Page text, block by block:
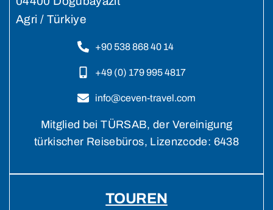
Agri / Türkiye
+90 538 868 40 14
+49 (0) 179 995 4817
info@ceven-travel.com
Mitglied bei TÜRSAB, der Vereinigung
türkischer Reisebüros, Lizenzcode: 6438
TOUREN